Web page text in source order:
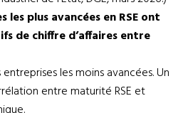
les plus avancées en RSE ont
de chiffre d’affaires entre
les moins avancées. Un
entre maturité RSE et